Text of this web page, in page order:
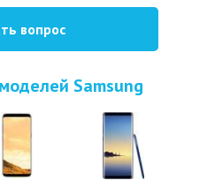
вопрос
Samsung